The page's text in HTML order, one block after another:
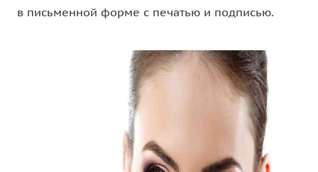
в письменной форме с печатью и подписью.